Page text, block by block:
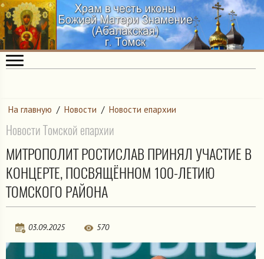
На главную / Новости / Новости епархии
Новости Томской епархии
МИТРОПОЛИТ РОСТИСЛАВ ПРИНЯЛ УЧАСТИЕ В
КОНЦЕРТЕ, ПОСВЯЩЁННОМ 100-ЛЕТИЮ
ТОМСКОГО РАЙОНА
03.09.2025 570